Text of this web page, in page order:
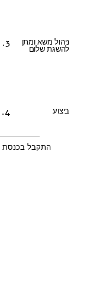
3.
ניהול משא ומתן
להשגת שלום
4. ביצוע